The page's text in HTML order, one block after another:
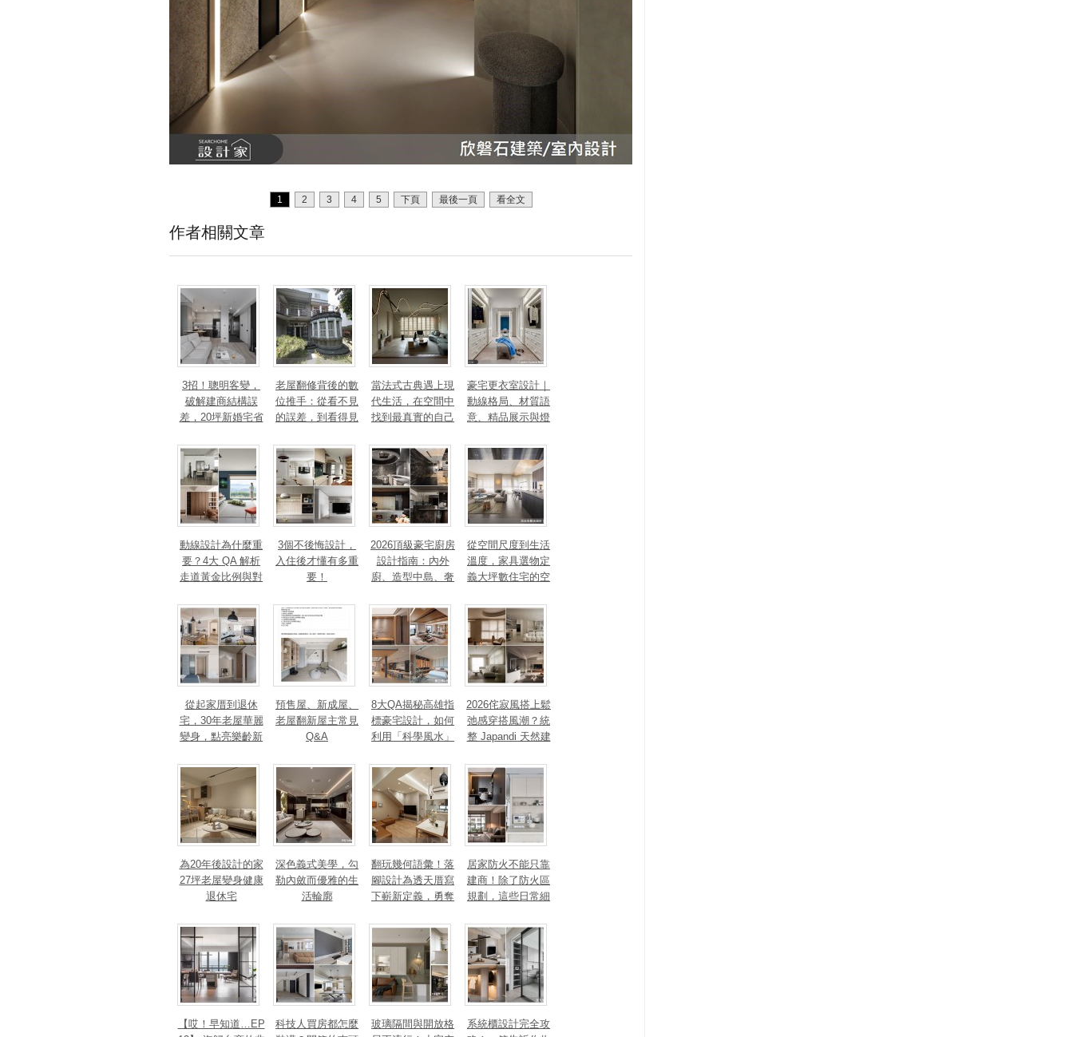
1 2 3 4 5 下頁 最後一頁 看全文
作者相關文章
3招！聰明客變，
破解建商結構誤
差，20坪新婚宅省
錢
老屋翻修背後的數
位推手：從看不見
的誤差，到看得見
當法式古典遇上現
代生活，在空間中
找到最真實的自己
豪宅更衣室設計｜
動線格局、材質語
意、精品展示與燈
打造高訂生活儀式
動線設計為什麼重
要？4大 QA 解析
走道黃金比例與對
3個不後悔設計，
入住後才懂有多重
要！
2026頂級豪宅廚房
設計指南：內外
廚、造型中島、奢
讓廚房從空間配角
變主角！
從空間尺度到生活
溫度，家具選物定
義大坪數住宅的空
從起家厝到退休
宅，30年老屋華麗
變身，點亮樂齡新
法、英指標設計大
獎！
預售屋、新成屋、
老屋翻新屋主常見
Q&A
8大QA揭秘高雄指
標豪宅設計，如何
利用「科學風水」
量磁場？
2026侘寂風搭上鬆
弛感穿搭風潮？統
整 Japandi 天然建
有風靡全球的軟裝
家具推薦
為20年後設計的家
27坪老屋變身健康
退休宅
深色義式美學，勾
勒內斂而優雅的生
活輪廓
翻玩幾何語彙！落
腳設計為透天厝寫
下嶄新定義，勇奪
TAN 國際大獎
居家防火不能只靠
建商！除了防火區
規劃，這些日常細
【哎！早知道…EP
科技人買房都怎麼
玻璃隔間與開放格
系統櫃設計完全攻